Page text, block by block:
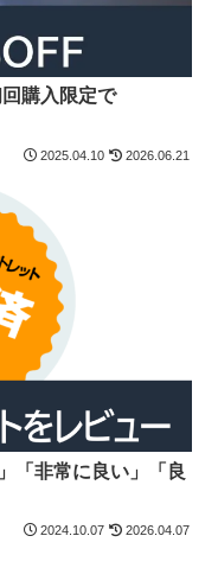
購入限定で
2025.04.10 2026.06.21
「非常に良い」「良
2024.10.07 2026.04.07